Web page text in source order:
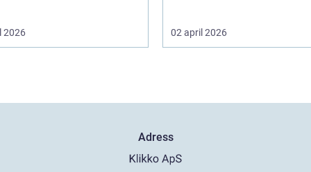
2026 02 april 2026
Adress